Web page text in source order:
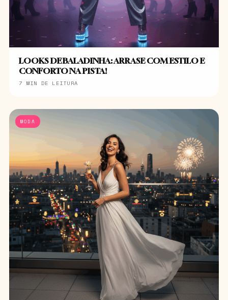
LOOKS DE BALADINHA: ARRASE COM ESTILO E
CONFORTO NA PISTA!
7 MIN DE LEITURA
MODA